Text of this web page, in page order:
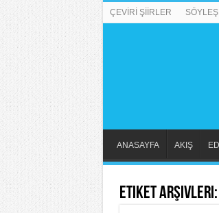
ÇEVİRİ ŞİİRLER
ANASAYFA AKIŞ
Etiket Arşivleri: